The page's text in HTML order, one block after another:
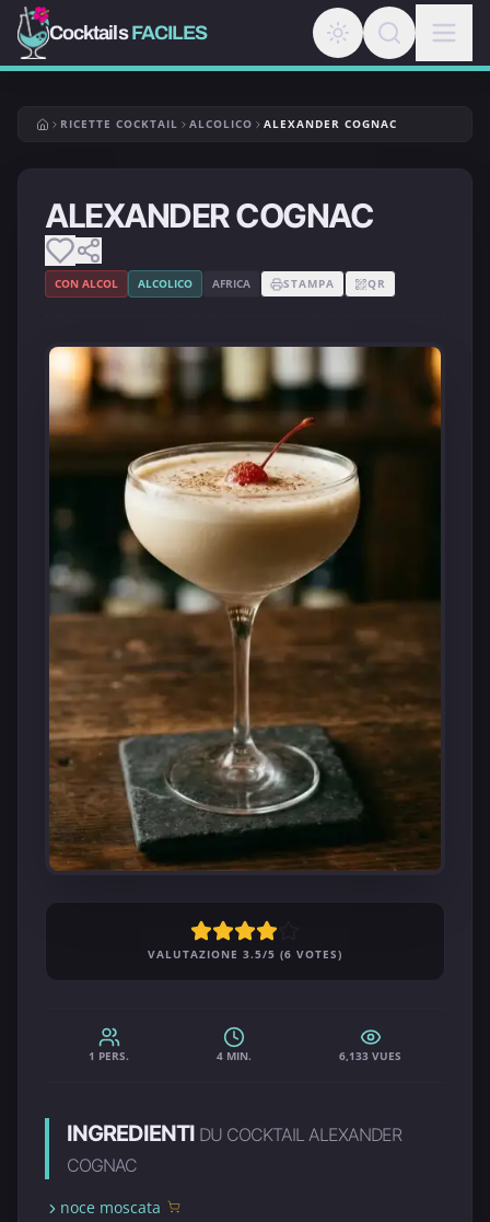
CocktailsFACILES
RICETTE COCKTAIL ALCOLICO ALEXANDER COGNAC
ALEXANDER COGNAC
CON ALCOL ALCOLICO AFRICA STAMPA QR
VALUTAZIONE 3.5/5 (6 VOTES)
1 PERS. 4 MIN. 6,133 VUES
INGREDIENTI DU COCKTAIL ALEXANDER
COGNAC
noce moscata